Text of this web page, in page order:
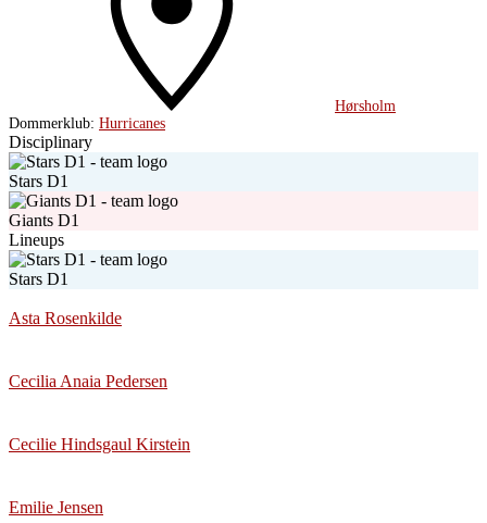
Hørsholm
Dommerklub: Hurricanes
Disciplinary
Stars D1
Giants D1
Lineups
Stars D1
Asta Rosenkilde
Cecilia Anaia Pedersen
Cecilie Hindsgaul Kirstein
Emilie Jensen